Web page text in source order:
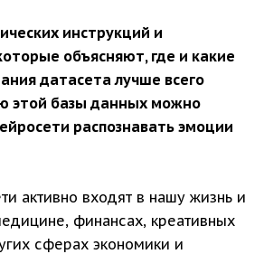
инструкций и
объясняют, где и какие
датасета лучше всего
этой базы данных можно
распознавать эмоции
активно входят в нашу жизнь и
финансах, креативных
сферах экономики и